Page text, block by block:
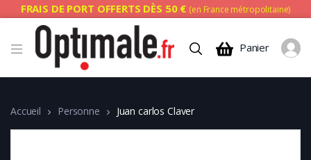
FRAIS DE PORT OFFERTS DÈS 50 € (en France métropolitaine)
Panier
Accueil Personne Juan carlos Claver